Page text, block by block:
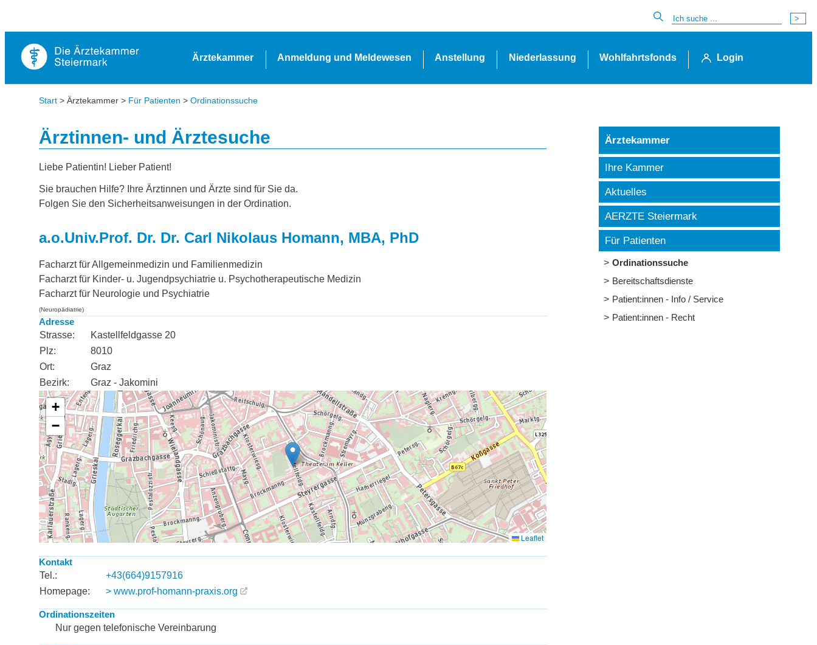
Ärztekammer Anmeldung und Meldewesen Anstellung Niederlassung Wohlfahrtsfonds Login
Start > Ärztekammer > Für Patienten > Ordinationssuche
Ärztinnen- und Ärztesuche
Liebe Patientin! Lieber Patient!
Sie brauchen Hilfe? Ihre Ärztinnen und Ärzte sind für Sie da.
Folgen Sie den Sicherheitsanweisungen in der Ordination.
a.o.Univ.Prof. Dr. Dr. Carl Nikolaus Homann, MBA, PhD
Facharzt für Allgemeinmedizin und Familienmedizin
Facharzt für Kinder- u. Jugendpsychiatrie u. Psychotherapeutische Medizin
Facharzt für Neurologie und Psychiatrie
(Neuropädiatrie)
Adresse
Strasse:
Kastellfeldgasse 20
Plz:
8010
Ort:
Graz
Bezirk:
Graz - Jakomini
Kontakt
Tel.:
+43(664)9157916
Homepage:
> www.prof-homann-praxis.org
Ordinationszeiten
Nur gegen telefonische Vereinbarung
Ärztekammer
Ihre Kammer
Aktuelles
AERZTE Steiermark
Für Patienten
Ordinationssuche
Bereitschaftsdienste
Patient:innen - Info / Service
Patient:innen - Recht